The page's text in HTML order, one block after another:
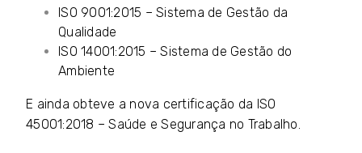
ISO 9001:2015 – Sistema de Gestão da
Qualidade
ISO 14001:2015 – Sistema de Gestão do
Ambiente
E ainda obteve a nova certificação da ISO
45001:2018 –Saúde e Segurança no Trabalho.